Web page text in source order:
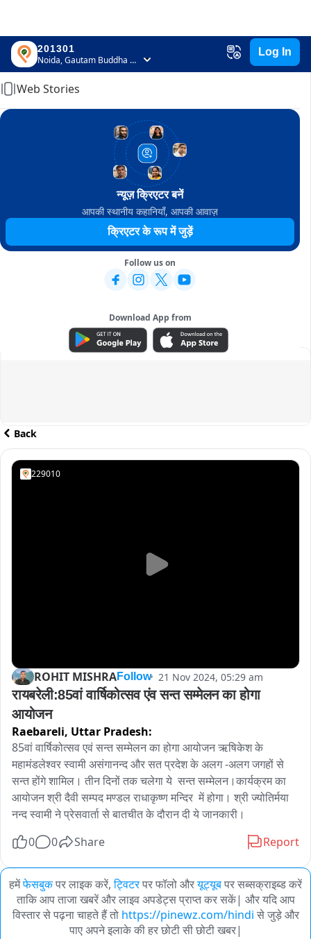
201301
Noida, Gautam Buddha Nagar, Uttar Pradesh
Log In
Home
Web Stories
न्यूज़ क्रिएटर बनें
आपकी स्थानीय कहानियाँ, आपकी आवाज़
क्रिएटर के रूप में जुड़ें
Follow us on
Download App from
ADVERTISEMENT
Back
229010
ROHIT MISHRAFollow 21 Nov 2024, 05:29 am
रायबरेली:85वां वार्षिकोत्सव एंव सन्त सम्मेलन का होगा
आयोजन
Raebareli, Uttar Pradesh:
85वां वार्षिकोत्सव एवं सन्त सम्मेलन का होगा आयोजन ऋषिकेश के
महामंडलेश्वर स्वामी असंगानन्द और सत प्रदेश के अलग -अलग जगहों से
सन्त होंगे शामिल। तीन दिनों तक चलेगा ये  सन्त सम्मेलन।कार्यक्रम का
आयोजन श्री दैवी सम्पद मण्डल राधाकृष्ण मन्दिर  में होगा। श्री ज्योतिर्मया
नन्द स्वामी ने प्रेसवार्ता से बातचीत के दौरान दी ये जानकारी।
0
0 Share Report
हमेंफेसबुकपर लाइक करें, ट्विटरपर फॉलो औरयूट्यूबपर सब्सक्राइब्ड करें
ताकि आप ताजा खबरें और लाइव अपडेट्स प्राप्त कर सकें| और यदि आप
विस्तार से पढ़ना चाहते हैं तो https://pinewz.com/hindi से जुड़े और
पाए अपने इलाके की हर छोटी सी छोटी खबर|